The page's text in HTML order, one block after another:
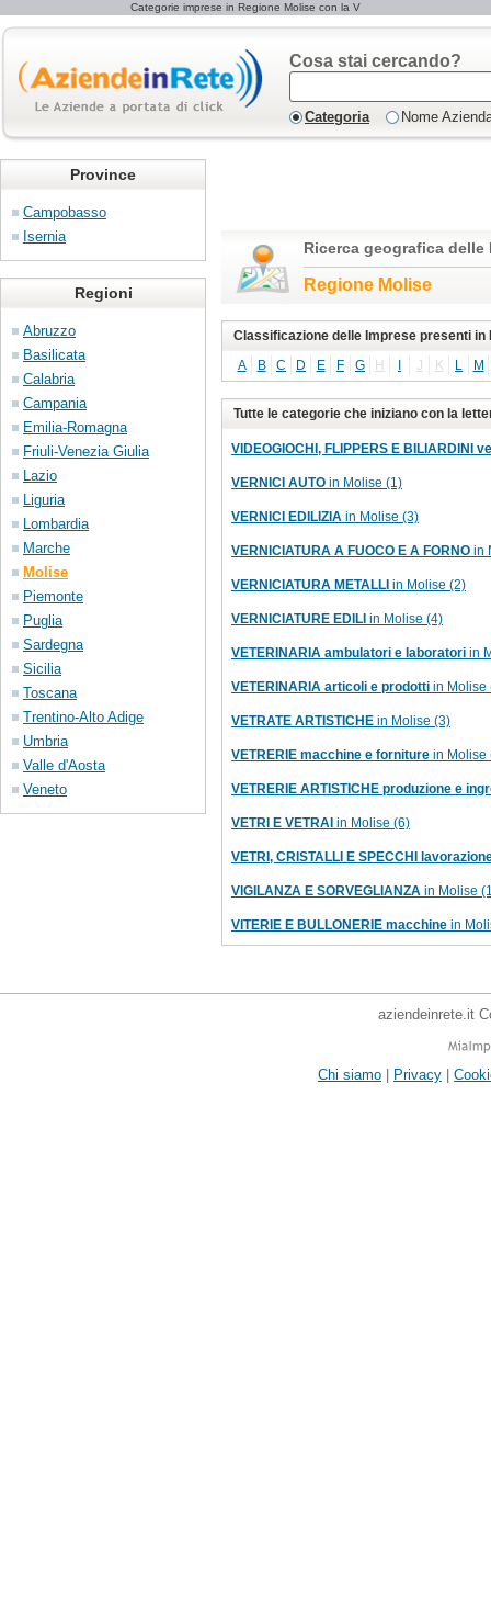
Categorie imprese in Regione Molise con la V
Cosa stai cercando?
Categoria Nome
Province
Campobasso
Isernia
Regioni
Abruzzo
Basilicata
Calabria
Campania
Emilia-Romagna
Friuli-Venezia Giulia
Lazio
Liguria
Lombardia
Marche
Molise
Piemonte
Puglia
Sardegna
Sicilia
Toscana
Trentino-Alto Adige
Umbria
Valle d'Aosta
Veneto
Ricerca geografica delle
Regione Molise
Classificazione delle Imprese presenti in
A
B C D E F G H J K L M
Tutte le categorie che iniziano con la
VIDEOGIOCHI, FLIPPERS E BILIARDINI
VERNICI AUTO in Molise (1)
VERNICI EDILIZIA in Molise (3)
VERNICIATURA A FUOCO E A FORNO in
VERNICIATURA METALLI in Molise (2)
VERNICIATURE EDILI in Molise (4)
VETERINARIA ambulatori e laboratori in
VETERINARIA articoli e prodotti in Molise
VETRATE ARTISTICHE in Molise (3)
VETRERIE macchine e forniture in Molise
VETRERIE ARTISTICHE produzione e
VETRI E VETRAI in Molise (6)
VETRI, CRISTALLI E SPECCHI
VIGILANZA E SORVEGLIANZA in Molise
VITERIE E BULLONERIE macchine in
aziendeinrete.it
Chi siamo | Privacy |